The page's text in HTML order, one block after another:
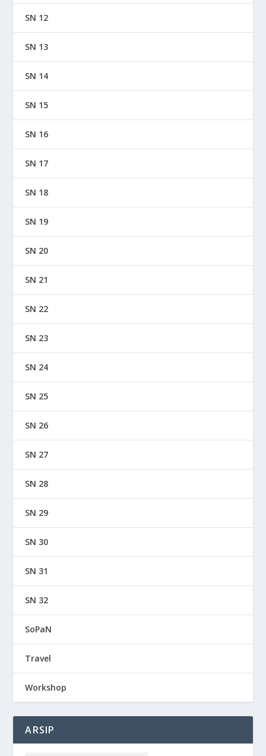
SN 12
SN 13
SN 14
SN 15
SN 16
SN 17
SN 18
SN 19
SN 20
SN 21
SN 22
SN 23
SN 24
SN 25
SN 26
SN 27
SN 28
SN 29
SN 30
SN 31
SN 32
SoPaN
Travel
Workshop
ARSIP